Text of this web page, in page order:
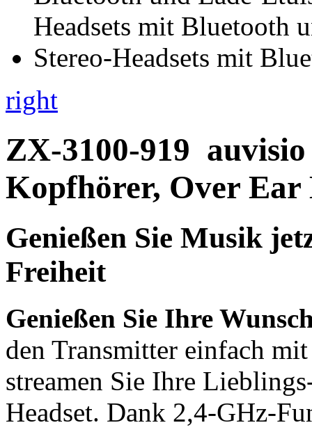
right
ZX-3100-919
Kopfhörer, Over Ear
Genießen Sie Musik
Freiheit
Genießen Sie Ihre
den Transmitter einfach
streamen Sie Ihre
Headset. Dank 2,4-GHz-